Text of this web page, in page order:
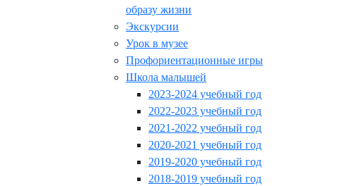
образу жизни
Экскурсии
Урок в музее
Профориентационные игры
Школа малышей
2023-2024 учебный год
2022-2023 учебный год
2021-2022 учебный год
2020-2021 учебный год
2019-2020 учебный год
2018-2019 учебный год